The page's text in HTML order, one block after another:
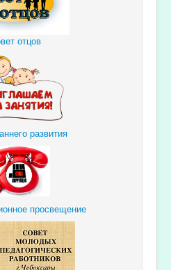
отцов
развития
просвещение